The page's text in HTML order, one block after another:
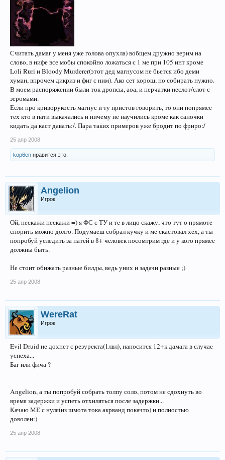
Считать дамаг у меня уже голова опухла) вобщем дружно верим на
слово, в нифе все мобы спокойно ложаться с 1 ме при 105 инт кроме
Loli Ruri и Bloody Murderer(этот дед магнусом не бьется ибо деми
хуман, впрочем дикриз и фиг с ним). Ако сет хорош, но собирать нужно.
В моем распоряжении были ток дропсы, аоа, и перчатки неслот/слот с
зеромами.
Если про криворукость магнус и ту пристов говорить, то они попрямее
тех кто в пати выкачались и ничему не научились кроме как саночки
кидать да каст давать:/. Пара таких примеров уже бродит по фриро:/
25 апр 2008
kop6en нравится это.
Angelion
Игрок
Ой, нескажи нескажи =) я ФС с ТУ и те в лицо скажу, что тут о прямоте
спорить можно долго. Подумаеш собрал кучку и ме скастовал хех, а ты
попробуй уследить за патей в 8+ человек посомтрим где и у кого прямее
должны быть.
Не стоит обижать разные билды, ведь уних и задачи разные ;)
25 апр 2008
WereRat
Игрок
Evil Druid не дохнет с резуректа(1лвл), наносится 12+к дамага в случае
успеха...
Баг или фича ?
Angelion, а ты попробуй собрать толпу соло, потом не сдохнуть во
время задержки и успеть отхиляться после задержки...
Качаю МЕ с нуля(из шмота тока акрванд покачто) и полностью
доволен:)
25 апр 2008